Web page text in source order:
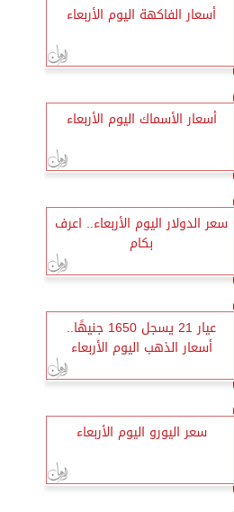
أسعار الفاكهة اليوم الأربعاء
أسعار الأسماك اليوم الأربعاء
سعر الدولار اليوم الأربعاء.. اعرف
بكام
عيار 21 يسجل 1650 جنيهًا..
أسعار الذهب اليوم الأربعاء
سعر اليورو اليوم الأربعاء